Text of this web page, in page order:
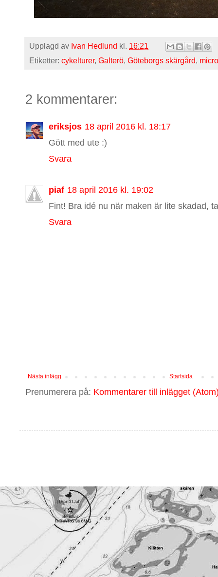
Upplagd av Ivan Hedlund kl. 16:21
Etiketter: cykelturer, Galterö, Göteborgs skärgård,
2 kommentarer:
eriksjos 18 april 2016 kl. 18:17
Gött med ute :)
Svara
piaf 18 april 2016 kl. 19:02
Fint! Bra idé nu när maken är lite skadad,
Svara
Nästa inlägg Startsida
Prenumerera på: Kommentarer till inlägget